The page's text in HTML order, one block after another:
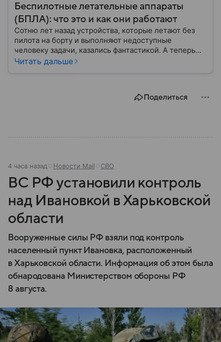
Беспилотные летательные аппараты
(БПЛА): что это и как они работают
Сотню лет назад устройства, которые летают без
пилота на борту и выполняют недоступные
человеку задачи, казались фантастикой. А теперь
они стали реальностью: собрали главное о
Читать дальше
Поделиться
4 часа назад Новости Mail СВО
ВС РФ установили контроль
над Ивановкой в Харьковской
области
Вооруженные силы РФ взяли под контроль
населенный пункт Ивановка, расположенный
в Харьковской области. Информация об этом была
обнародована Министерством обороны РФ
8 августа.